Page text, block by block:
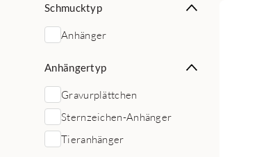
Schmucktyp
Anhänger
Anhängertyp
Gravurplättchen
Sternzeichen-Anhänger
Tieranhänger